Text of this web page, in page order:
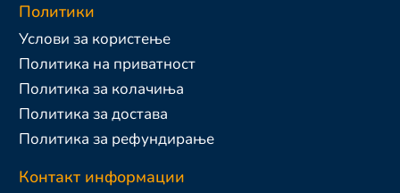
Политики
Услови за користење
Политика на приватност
Политика за колачиња
Политика за достава
Политика за рефундирање
Контакт информации